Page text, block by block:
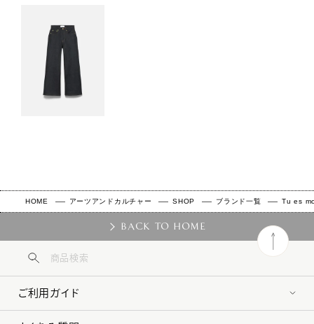
HOME アーツアンドカルチャー SHOP ブランド一覧 Tu es
BACK TO HOME
ご利用ガイド